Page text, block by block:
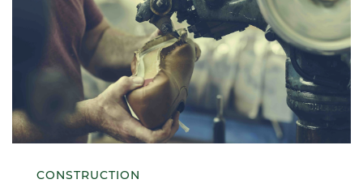
CONSTRUCTION